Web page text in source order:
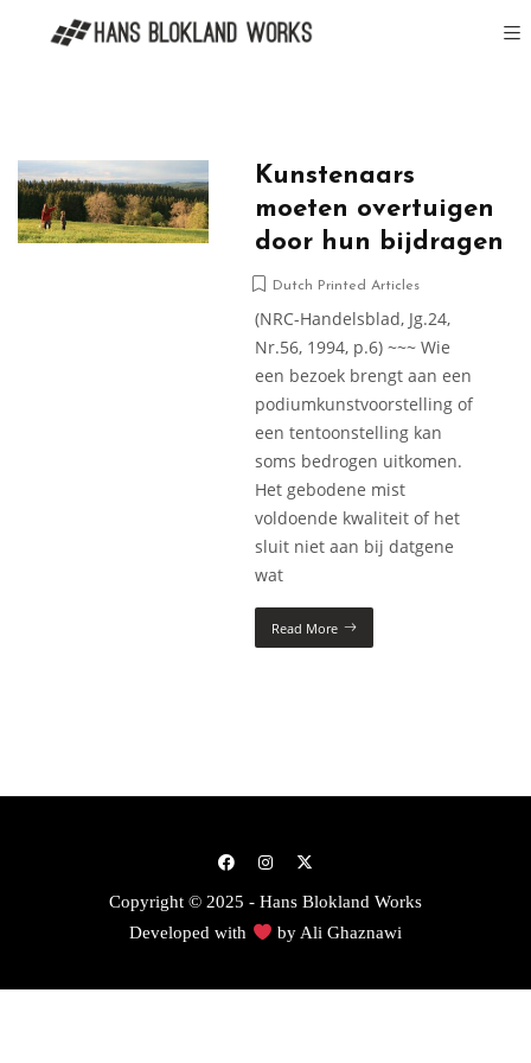
Kunstenaars
moeten overtuigen
door hun bijdragen
Dutch Printed Articles
(NRC-Handelsblad, Jg.24,
Nr.56, 1994, p.6) ~~~ Wie
een bezoek brengt aan een
podiumkunstvoorstelling of
een tentoonstelling kan
soms bedrogen uitkomen.
Het gebodene mist
voldoende kwaliteit of het
sluit niet aan bij datgene
wat
Read More
Copyright © 2025 - Hans Blokland Works
Developed with
by Ali Ghaznawi